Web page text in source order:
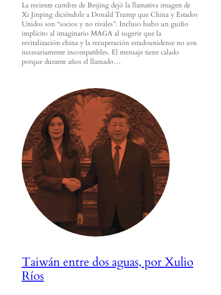
La reciente cumbre de Beijing dejó la llamativa imagen de
Xi Jinping diciéndole a Donald Trump que China y Estados
Unidos son “socios y no rivales”. Incluso hubo un guiño
implícito al imaginario MAGA al sugerir que la
revitalización china y la recuperación estadounidense no son
necesariamente incompatibles. El mensaje tiene calado
porque durante años el llamado…
Taiwán entre dos aguas, por Xulio
Ríos